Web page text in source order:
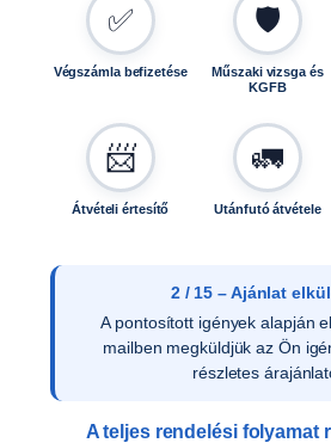
✅
Végszámla befizetése
🛡️
Műszaki vizsga és
KGFB
📨
Átvételi értesítő
🚛
Utánfutó átvétele
3 / 15 – Ajánlat
Az ajánlat írásos elfogadását
a vevői adatokat, és
A teljes rendelési folyamat